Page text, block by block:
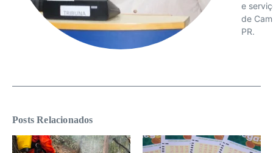
e
de
PR.
Posts Relacionados